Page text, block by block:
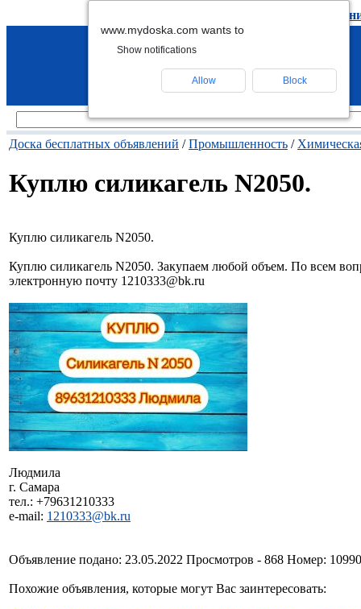
удалить
Доска бесплатных объявлений /Промышленность /
Куплю силикагель N2050.
Куплю силикагель N2050.
Куплю силикагель N2050. Закупаем любой объем. По всем
электронную почту 1210333@bk.ru
Людмила
г. Самара
тел.: +79631210333
e-mail: 1210333@bk.ru
Объявление подано: 23.05.2022 Просмотров - 868 Номер:
Похожие объявления, которые могут Вас заинтересовать:
www.mydoska.com wants to
Show notifications
Allow Block